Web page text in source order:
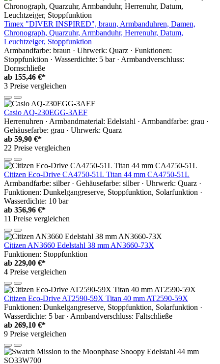
Timex "DIVER INSPIRED", braun, Armbanduhren, Damen,
Chronograph, Quarzuhr, Armbanduhr, Herrenuhr, Datum,
Leuchtzeiger, Stoppfunktion
Armbandfarbe: braun · Uhrwerk: Quarz · Funktionen:
Stoppfunktion · Wasserdichte: 5 bar · Armbandverschluss:
Dornschließe
ab 155,46 €*
3 Preise vergleichen
Casio AQ-230EGG-3AEF
Herrenuhren · Armbandmaterial: Edelstahl · Armbandfarbe: grau ·
Gehäusefarbe: grau · Uhrwerk: Quarz
ab 59,90 €*
22 Preise vergleichen
Citizen Eco-Drive CA4750-51L Titan 44 mm CA4750-51L
Armbandfarbe: silber · Gehäusefarbe: silber · Uhrwerk: Quarz ·
Funktionen: Dunkelgangreserve, Stoppfunktion, Solarfunktion ·
Wasserdichte: 10 bar
ab 356,96 €*
11 Preise vergleichen
Citizen AN3660 Edelstahl 38 mm AN3660-73X
Funktionen: Stoppfunktion
ab 229,00 €*
4 Preise vergleichen
Citizen Eco-Drive AT2590-59X Titan 40 mm AT2590-59X
Funktionen: Dunkelgangreserve, Stoppfunktion, Solarfunktion ·
Wasserdichte: 5 bar · Armbandverschluss: Faltschließe
ab 269,10 €*
9 Preise vergleichen